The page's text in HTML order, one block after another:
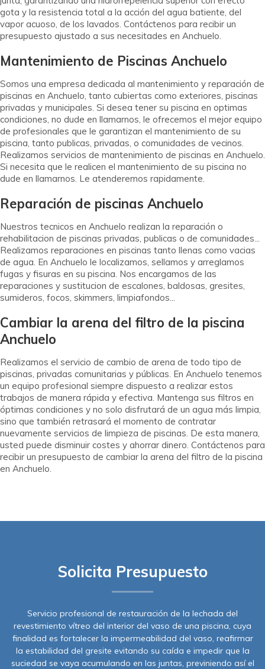
gota y la resistencia total a la acción del agua batiente, del
vapor acuoso, de los lavados. Contáctenos para recibir un
presupuesto ajustado a sus necesitades en Anchuelo.
Mantenimiento de Piscinas Anchuelo
Somos una empresa dedicada al mantenimiento y reparación de
piscinas en Anchuelo, tanto cubiertas como exteriores, piscinas
privadas y municipales. Si desea tener su piscina en optimas
condiciones, no dude en llamarnos, le ofrecemos el mejor equipo
de profesionales que le garantizan el mantenimiento de su
piscina, tanto publicas, privadas, o comunidades de vecinos.
Realizamos servicios de mantenimiento de piscinas en Anchuelo.
Si necesita que le realicen el mantenimiento de su piscina no
dude en llamarnos. Le atenderemos rapidamente.
Reparación de piscinas Anchuelo
Nuestros tecnicos en Anchuelo realizan la reparación o
rehabilitacion de piscinas privadas, publicas o de comunidades...
Realizamos reparaciones en piscinas tanto llenas como vacias
de agua. En Anchuelo le localizamos, sellamos y arreglamos
fugas y fisuras en su piscina. Nos encargamos de las
reparaciones y sustitucion de escalones, baldosas, gresites,
sumideros, focos, skimmers, limpiafondos...
Cambiar la arena del filtro de la piscina
Anchuelo
Realizamos el servicio de cambio de arena de todo tipo de
piscinas, privadas comunitarias y públicas. En Anchuelo tenemos
un equipo profesional siempre dispuesto a realizar estos
trabajos de manera rápida y efectiva. Mantenga sus filtros en
óptimas condiciones y no solo disfrutará de un agua más limpia,
sino que también retrasará el momento de contratar
nuevamente servicios de limpieza de piscinas. De esta manera,
usted puede disminuir costes y ahorrar dinero. Contáctenos para
recibir un presupuesto de cambiar la arena del filtro de la piscina
en Anchuelo.
Solicita Presupuesto
Servicio profesional de restauración de la lechada del
revestimiento vítreo del interior del vaso de una piscina, cuya
finalidad es fortalecer la impermeabilidad del vaso, reafirmar
la estabilidad del gresite evitando su caída e impedir que la
suciedad se vaya acumulando en las juntas, previniendo así el